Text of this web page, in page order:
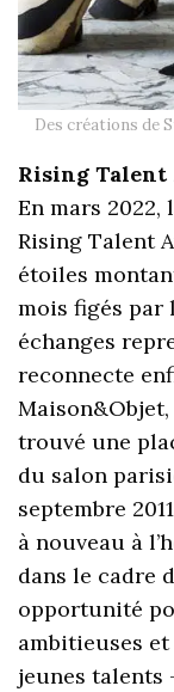
Des créations de
Rising Talent
En mars
Rising Talent
étoiles
mois figés par
échanges
reconnecte
trouvé une
du salon
septembre
à nouveau à
dans le cadre
opportunité
ambitieuses
jeunes talents